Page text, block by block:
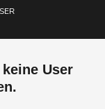
User